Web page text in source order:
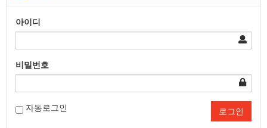
아이디
비밀번호
자동로그인 로그인